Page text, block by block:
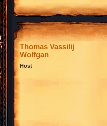
Thomas Vassilij
Wolfgan
Host